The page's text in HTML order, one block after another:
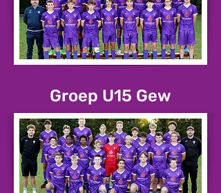
Groep U15 Gew